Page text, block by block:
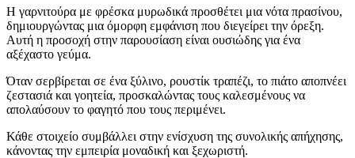
Η γαρνιτούρα με φρέσκα μυρωδικά προσθέτει μια νότα πρασίνου,
δημιουργώντας μια όμορφη εμφάνιση που διεγείρει την όρεξη.
Αυτή η προσοχή στην παρουσίαση είναι ουσιώδης για ένα
αξέχαστο γεύμα.
Όταν σερβίρεται σε ένα ξύλινο, ρουστίκ τραπέζι, το πιάτο αποπνέει
ζεστασιά και γοητεία, προσκαλώντας τους καλεσμένους να
απολαύσουν το φαγητό που τους περιμένει.
Κάθε στοιχείο συμβάλλει στην ενίσχυση της συνολικής απήχησης,
κάνοντας την εμπειρία μοναδική και ξεχωριστή.